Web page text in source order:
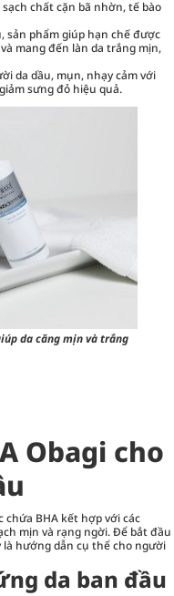
chất cặn bã nhờn, tế bào
sản phẩm giúp hạn chế được
mang đến làn da trắng mịn,
da dầu, mụn, nhạy cảm với
sưng đỏ hiệu quả.
da căng mịn và trắng
Obagi cho
BHA kết hợp với các
mịn và rạng ngời. Để bắt đầu
hướng dẫn cụ thể cho người
da ban đầu